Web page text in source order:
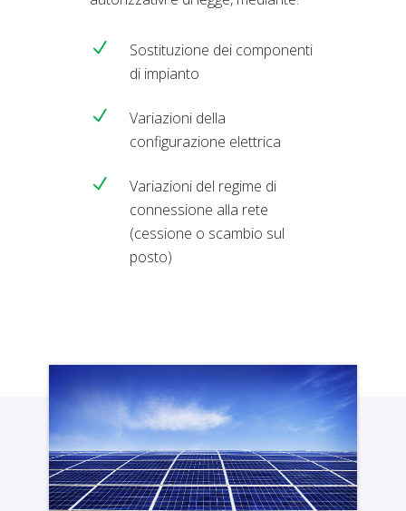
Sostituzione dei componenti
di impianto
Variazioni della
configurazione elettrica
Variazioni del regime di
connessione alla rete
(cessione o scambio sul
posto)